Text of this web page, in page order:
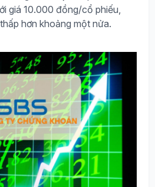
giá 10.000 đồng/cổ phiếu,
hơn khoảng một nửa.